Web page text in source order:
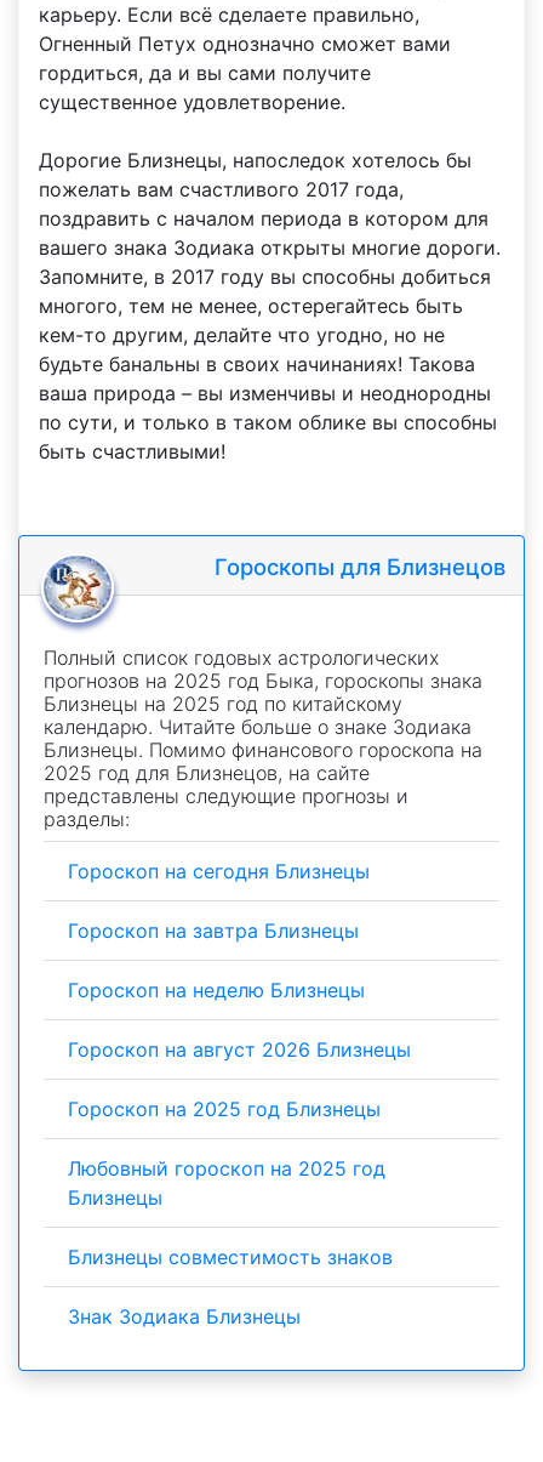
карьеру. Если всё сделаете правильно,
Огненный Петух однозначно сможет вами
гордиться, да и вы сами получите
существенное удовлетворение.
Дорогие Близнецы, напоследок хотелось бы
пожелать вам счастливого 2017 года,
поздравить с началом периода в котором для
вашего знака Зодиака открыты многие дороги.
Запомните, в 2017 году вы способны добиться
многого, тем не менее, остерегайтесь быть
кем-то другим, делайте что угодно, но не
будьте банальны в своих начинаниях! Такова
ваша природа – вы изменчивы и неоднородны
по сути, и только в таком облике вы способны
быть счастливыми!
Гороскопы для Близнецов
Полный список годовых астрологических
прогнозов на 2025 год Быка, гороскопы знака
Близнецы на 2025 год по китайскому
календарю. Читайте больше о знаке Зодиака
Близнецы. Помимо финансового гороскопа на
2025 год для Близнецов, на сайте
представлены следующие прогнозы и
разделы:
Гороскоп на сегодня Близнецы
Гороскоп на завтра Близнецы
Гороскоп на неделю Близнецы
Гороскоп на август 2026 Близнецы
Гороскоп на 2025 год Близнецы
Любовный гороскоп на 2025 год
Близнецы
Близнецы совместимость знаков
Знак Зодиака Близнецы